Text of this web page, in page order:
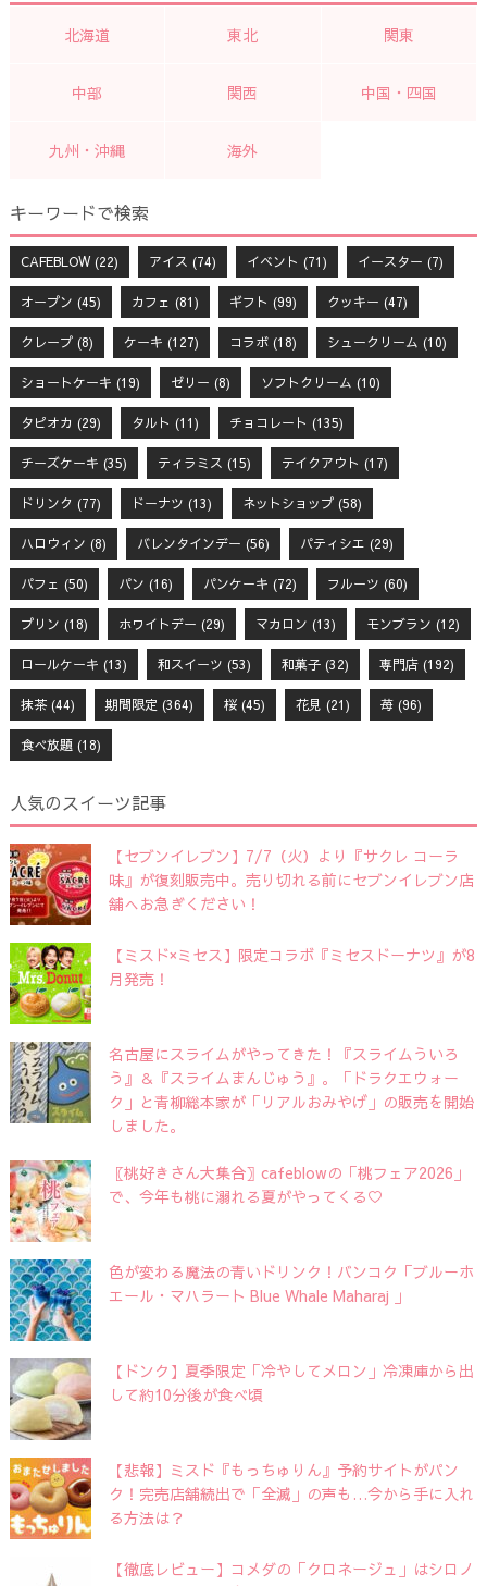
北海道 東北 関東
中部 関西 中国・四国
九州・沖縄 海外
キーワードで検索
CAFEBLOW(22) アイス (74) イベント (71) イースター (7)
オープン (45) カフェ (81) ギフト (99) クッキー (47)
クレープ(8) ケーキ (127) コラボ(18) シュークリーム (10)
ショートケーキ (19) ゼリー (8) ソフトクリーム (10)
タピオカ (29) タルト (11) チョコレート (135)
チーズケーキ (35) ティラミス (15) テイクアウト (17)
ドリンク (77) ドーナツ (13) ネットショップ(58)
ハロウィン (8) バレンタインデー (56) パティシエ (29)
パフェ (50) パン (16) パンケーキ (72) フルーツ (60)
プリン (18) ホワイトデー (29) マカロン (13) モンブラン (12)
ロールケーキ (13) 和スイーツ (53) 和菓子(32) 専門店(192)
抹茶(44) 期間限定 (364) 桜(45) 花見 (21) 苺(96)
食べ放題(18)
人気のスイーツ記事
【セブンイレブン】7/7（火）より『サクレ コーラ
味』が復刻販売中。売り切れる前にセブンイレブン店
舗へお急ぎください！
【ミスド×ミセス】限定コラボ『ミセスドーナツ』が8
月発売！
名古屋にスライムがやってきた！『スライムういろ
う』＆『スライムまんじゅう』。「ドラクエウォー
ク」と青柳総本家が「リアルおみやげ」の販売を開始
しました。
〖桃好きさん大集合〗cafeblowの「桃フェア2026」
で、今年も桃に溺れる夏がやってくる♡
色が変わる魔法の青いドリンク！バンコク「ブルーホ
エール・マハラート Blue Whale Maharaj 」
【ドンク】夏季限定「冷やしてメロン」冷凍庫から出
して約10分後が食べ頃
【悲報】ミスド『もっちゅりん』予約サイトがパン
ク！完売店舗続出で「全滅」の声も…今から手に入れ
る方法は？
【徹底レビュー】コメダの「クロネージュ」はシロノ